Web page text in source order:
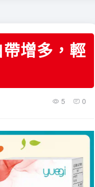
增多，輕
5 0